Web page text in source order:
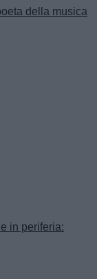
della musica
in periferia: